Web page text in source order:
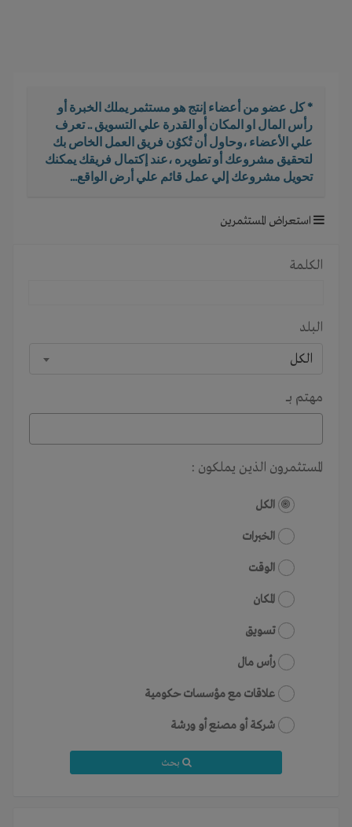
* كل عضو من أعضاء إنتج هو مستثمر يملك الخبرة أو
رأس المال او المكان أو القدرة علي التسويق .. تعرف
علي الأعضاء ،وحاول أن تُكوُن فريق العمل الخاص بك
لتحقيق مشروعك أو تطويره ،عند إكتمال فريقك يمكنك
تحويل مشروعك إلي عمل قائم علي أرض الواقع...
استعراض المستثمرين
الكلمة
البلد
الكل
مهتم بـــ
المستثمرون الذين يملكون :
الكل
الخبرات
الوقت
المكان
تسويق
رأس مال
علاقات مع مؤسسات حكومية
شركة أو مصنع أو ورشة